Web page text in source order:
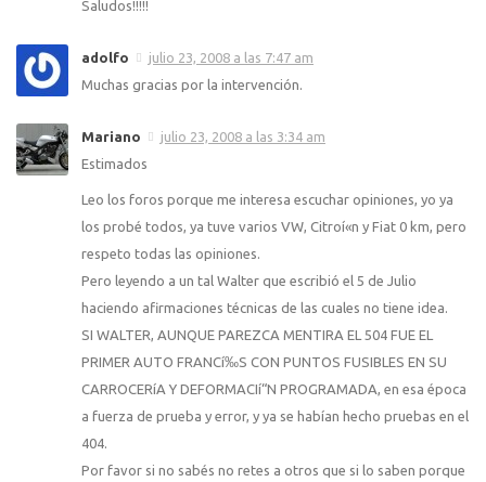
Saludos!!!!!
adolfo
julio 23, 2008 a las 7:47 am
Muchas gracias por la intervención.
Mariano
julio 23, 2008 a las 3:34 am
Estimados
Leo los foros porque me interesa escuchar opiniones, yo ya
los probé todos, ya tuve varios VW, Citroí«n y Fiat 0 km, pero
respeto todas las opiniones.
Pero leyendo a un tal Walter que escribió el 5 de Julio
haciendo afirmaciones técnicas de las cuales no tiene idea.
SI WALTER, AUNQUE PAREZCA MENTIRA EL 504 FUE EL
PRIMER AUTO FRANCí‰S CON PUNTOS FUSIBLES EN SU
CARROCERíA Y DEFORMACIí“N PROGRAMADA, en esa época
a fuerza de prueba y error, y ya se habí­an hecho pruebas en el
404.
Por favor si no sabés no retes a otros que si lo saben porque